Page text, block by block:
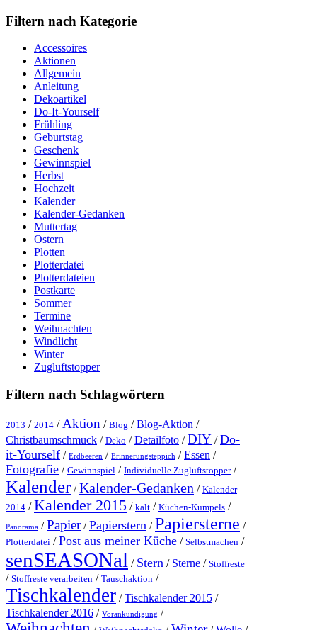
Filtern nach Kategorie
Accessoires
Aktionen
Allgemein
Anleitung
Dekoartikel
Do-It-Yourself
Frühling
Geburtstag
Geschenk
Gewinnspiel
Herbst
Hochzeit
Kalender
Kalender-Gedanken
Muttertag
Ostern
Plotten
Plotterdatei
Plotterdateien
Postkarte
Sommer
Termine
Weihnachten
Windlicht
Winter
Zugluftstopper
Filtern nach Schlagwörtern
2013 / 2014 / Aktion / Blog /Blog-Aktion /
Christbaumschmuck / Deko /Detailfoto /DIY /Do-
it-Yourself / Erdbeeren / Erinnerungsteppich /Essen /
Fotografie / Gewinnspiel / Individuelle Zugluftstopper/
Kalender/Kalender-Gedanken / Kalender
2014 /Kalender 2015 / kalt / Küchen-Kumpels /
Panorama /Papier/Papierstern /Papiersterne /
Plotterdatei /Post aus meiner Küche / Selbstmachen /
senSEASONal / Stern / Sterne / Stoffreste
/ Stoffreste verarbeiten / Tauschaktion /
Tischkalender /Tischkalender 2015 /
Tischkalender 2016 / Vorankündigung /